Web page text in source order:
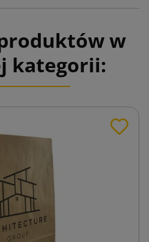
w
kategorii: